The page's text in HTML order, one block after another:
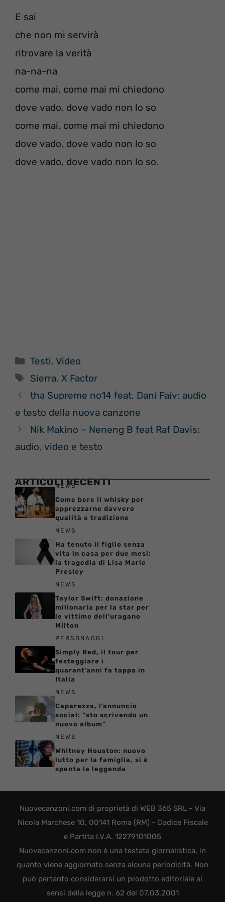
E sai
che non mi servirà
ritrovare la verità
na-na-na
come mai, come mai mi chiedono
dove vado, dove vado non lo so
come mai, come mai mi chiedono
dove vado, dove vado non lo so
dove vado, dove vado non lo so.
Categorie
Testi,Video
Tag
Sierra,X Factor
​tha Supreme no14 feat. Dani Faiv: audio
e testo della nuova canzone
Nik Makino – Neneng B feat Raf Davis:
audio, video e testo
ARTICOLI RECENTI
NEWS
Come bere il whisky per
apprezzarne davvero
qualità e tradizione
NEWS
Ha tenuto il figlio senza
vita in casa per due mesi:
la tragedia di Lisa Marie
Presley
NEWS
Taylor Swift: donazione
milionaria per la star per
le vittime dell’uragano
Milton
PERSONAGGI
Simply Red, il tour per
festeggiare i
quarant’anni fa tappa in
Italia
NEWS
Caparezza, l’annuncio
social: “sto scrivendo un
nuovo album”
NEWS
Whitney Houston: nuovo
lutto per la famiglia, si è
spenta la leggenda
Nuovecanzoni.com di proprietà di WEB 365 SRL - Via
Nicola Marchese 10, 00141 Roma (RM) - Codice Fiscale
e Partita I.V.A. 12279101005
Nuovecanzoni.com non è una testata giornalistica, in
quanto viene aggiornato senza alcuna periodicità. Non
può pertanto considerarsi un prodotto editoriale ai
sensi della legge n. 62 del 07.03.2001